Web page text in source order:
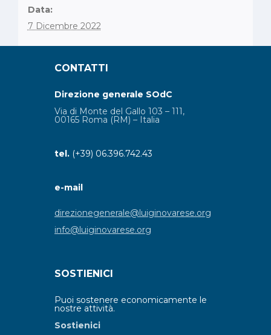
Data:
7 Dicembre 2022
CONTATTI
Direzione generale SOdC
Via di Monte del Gallo 103 – 111,
00165 Roma (RM) – Italia
tel. (+39) 06.396.742.43
e-mail
direzionegenerale@luiginovarese.org
info@luiginovarese.org
SOSTIENICI
Puoi sostenere economicamente le
nostre attività.
Sostienici